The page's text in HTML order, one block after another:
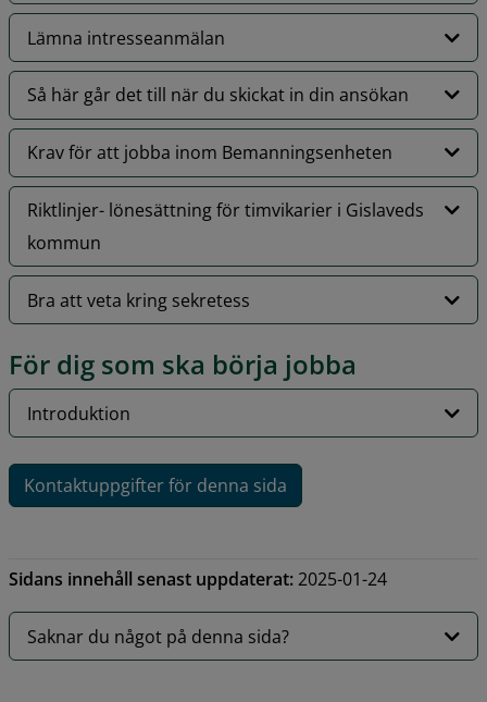
Lämna intresseanmälan
Så här går det till när du skickat in din ansökan
Krav för att jobba inom Bemanningsenheten
Riktlinjer- lönesättning för timvikarier i Gislaveds
kommun
Bra att veta kring sekretess
För dig som ska börja jobba
Introduktion
Kontaktuppgifter för denna sida
Sidans innehåll senast uppdaterat:2025-01-24
Saknar du något på denna sida?